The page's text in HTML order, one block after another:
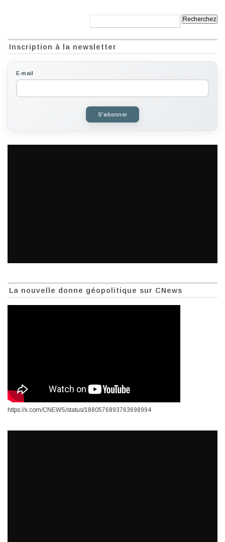
Inscription à la newsletter
E-mail
S'abonner
La nouvelle donne géopolitique sur CNews
https://x.com/CNEWS/status/1880576893763698994